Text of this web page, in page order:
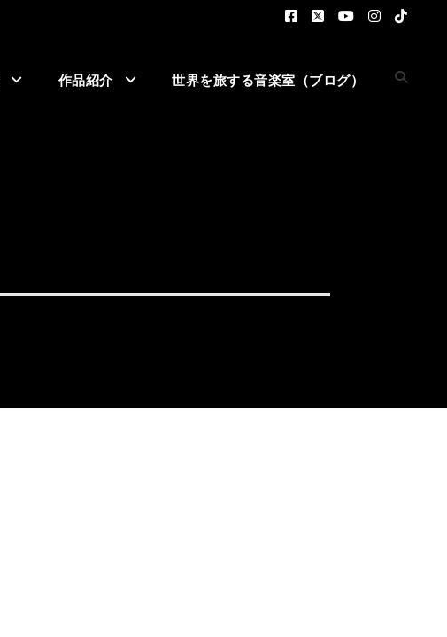
作品紹介 世界を旅する音楽室（ブログ）